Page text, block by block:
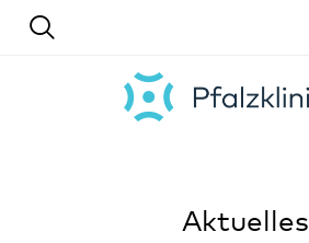
Aktuelles